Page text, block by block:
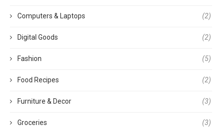
Computers & Laptops (2)
Digital Goods (2)
Fashion (5)
Food Recipes (2)
Furniture & Decor (3)
Groceries (3)